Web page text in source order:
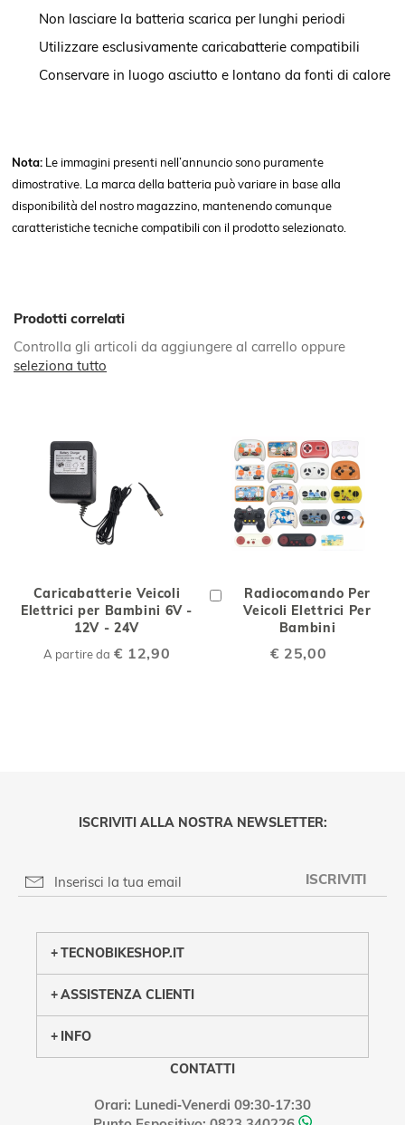
Non lasciare la batteria scarica per lunghi periodi
Utilizzare esclusivamente caricabatterie compatibili
Conservare in luogo asciutto e lontano da fonti di calore
Nota: Le immagini presenti nell’annuncio sono puramente
dimostrative. La marca della batteria può variare in base alla
disponibilità del nostro magazzino, mantenendo comunque
caratteristiche tecniche compatibili con il prodotto selezionato.
Prodotti correlati
Controlla gli articoli da aggiungere al carrello oppure
seleziona tutto
Caricabatterie Veicoli
Elettrici per Bambini 6V -
12V - 24V
A partire da € 12,90
Radiocomando Per
Veicoli Elettrici Per
Bambini
€ 25,00
Aggiungi
ISCRIVITI ALLA NOSTRA NEWSLETTER:
PRIVACY POLICY
ISCRIVITI
TECNOBIKESHOP.IT
ASSISTENZA CLIENTI
INFO
CONTATTI
Orari: Lunedi‑Venerdi 09:30‑17:30